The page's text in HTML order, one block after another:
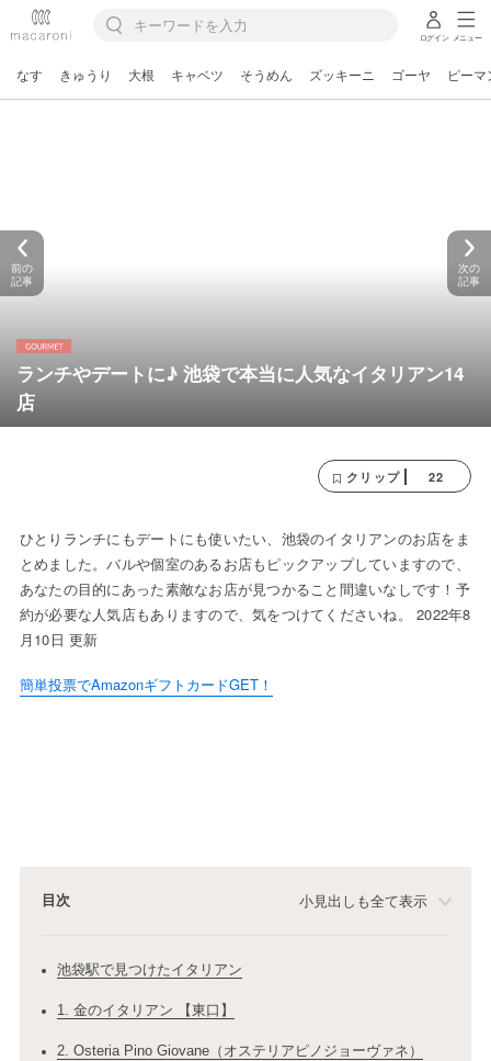
ログイン メニュー
なす きゅうり 大根 キャベツ そうめん ズッキーニ ゴーヤ ピーマ
ランチやデートに♪ 池袋で本当に人気なイタリアン14
店
前の
記事
次の
記事
クリップ 22
ひとりランチにもデートにも使いたい、池袋のイタリアンのお店をま
とめました。バルや個室のあるお店もピックアップしていますので、
あなたの目的にあった素敵なお店が見つかること間違いなしです！予
約が必要な人気店もありますので、気をつけてくださいね。 2022年8
月10日 更新
簡単投票でAmazonギフトカードGET！
目次 小見出しも全て表示
池袋駅で見つけたイタリアン
1. 金のイタリアン 【東口】
2. Osteria Pino Giovane（オステリアピノジョーヴァネ）